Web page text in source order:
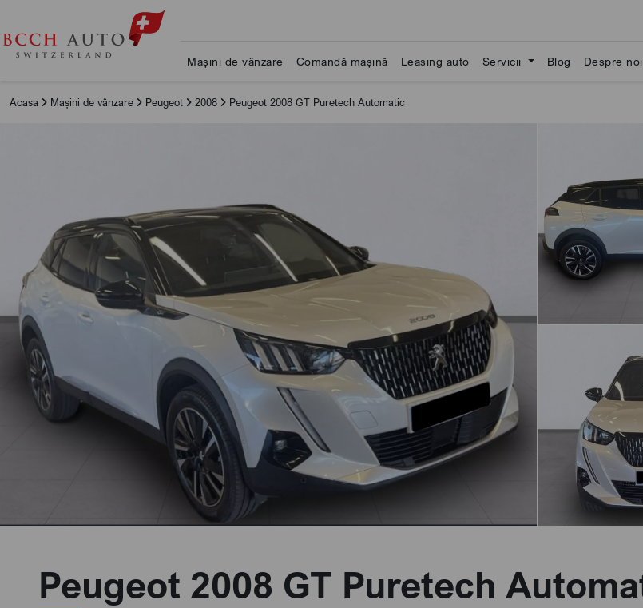
Mașini de vânzare Comandă mașină Leasing auto Servicii Blog Despre noi
Acasa Mașini de vânzare Peugeot 2008 Peugeot 2008 GT Puretech Automatic
Peugeot 2008 GT Puretech